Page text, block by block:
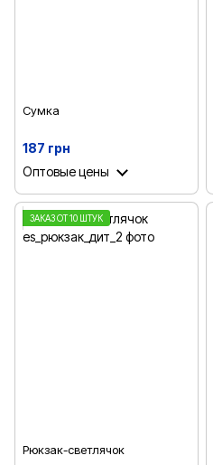
Сумка
187 грн
Оптовые цены
ЗАКАЗ ОТ 10 ШТУК
Рюкзак-светлячок